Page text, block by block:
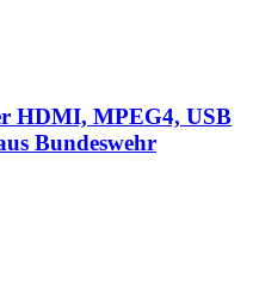
HDMI, MPEG4, USB
Bundeswehr